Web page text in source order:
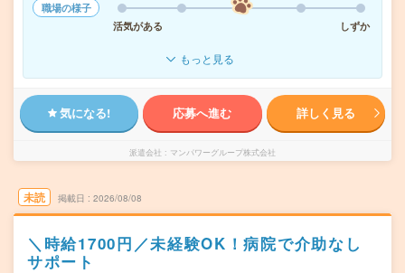
職場の様子
活気がある
しずか
もっと見る
気になる! 応募へ進む 詳しく見る
派遣会社 マンパワーグループ株式会社
未読 掲載日 2026/08/08
＼時給1700円／未経験OK！病院で介助なし
サポート